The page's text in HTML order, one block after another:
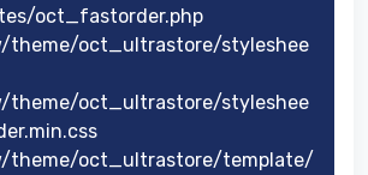
oct_fastorder.php
theme/oct_ultrastore/styleshee
theme/oct_ultrastore/styleshee
theme/oct_ultrastore/template/